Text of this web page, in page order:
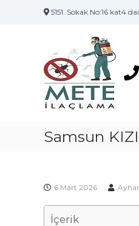
5151. Sokak No:16 kat4
s
l
a
m
u
n
İ
ç
a
Samsun
6 Mart 2026
İçerik